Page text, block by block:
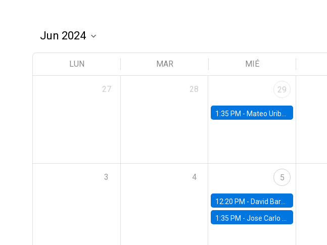
LUN MAR MIÉ
27 28 29
1:35 PM - Mateo Uribe-Castro, Universidad de los Andes (Colombia)
3 4 5
12:20 PM - David Bardey, Universidad de los Andes - CEDE
1:35 PM -Jose Carlo Bermudez, UC (ME) & World Bank